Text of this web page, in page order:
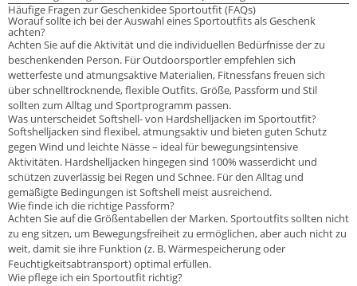
Häufige Fragen zur Geschenkidee Sportoutfit (FAQs)
Worauf sollte ich bei der Auswahl eines Sportoutfits als Geschenk
achten?
Achten Sie auf die Aktivität und die individuellen Bedürfnisse der zu
beschenkenden Person. Für Outdoorsportler empfehlen sich
wetterfeste und atmungsaktive Materialien, Fitnessfans freuen sich
über schnelltrocknende, flexible Outfits. Größe, Passform und Stil
sollten zum Alltag und Sportprogramm passen.
Was unterscheidet Softshell- von Hardshelljacken im Sportoutfit?
Softshelljacken sind flexibel, atmungsaktiv und bieten guten Schutz
gegen Wind und leichte Nässe – ideal für bewegungsintensive
Aktivitäten. Hardshelljacken hingegen sind 100% wasserdicht und
schützen zuverlässig bei Regen und Schnee. Für den Alltag und
gemäßigte Bedingungen ist Softshell meist ausreichend.
Wie finde ich die richtige Passform?
Achten Sie auf die Größentabellen der Marken. Sportoutfits sollten nicht
zu eng sitzen, um Bewegungsfreiheit zu ermöglichen, aber auch nicht zu
weit, damit sie ihre Funktion (z. B. Wärmespeicherung oder
Feuchtigkeitsabtransport) optimal erfüllen.
Wie pflege ich ein Sportoutfit richtig?